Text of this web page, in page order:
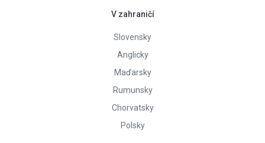
V zahraničí
Slovensky
Anglicky
Maďarsky
Rumunsky
Chorvatsky
Polsky